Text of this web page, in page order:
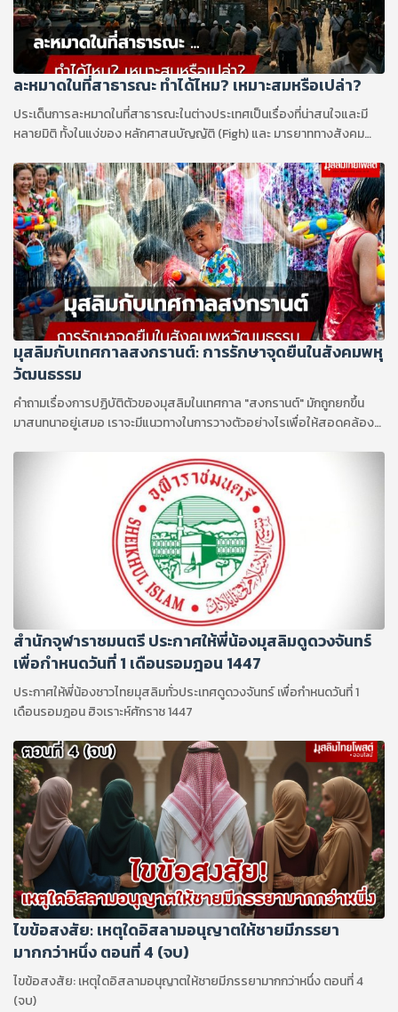
ละหมาดในที่สาธารณะ ทำได้ไหม? เหมาะสมหรือเปล่า?
ประเด็นการละหมาดในที่สาธารณะในต่างประเทศเป็นเรื่องที่น่าสนใจและมี
หลายมิติ ทั้งในแง่ของ หลักศาสนบัญญัติ (Figh) และ มารยาททางสังคม
มุสลิมกับเทศกาลสงกรานต์: การรักษาจุดยืนในสังคมพหุ
วัฒนธรรม
คำถามเรื่องการปฏิบัติตัวของมุสลิมในเทศกาล "สงกรานต์" มักถูกยกขึ้น
มาสนทนาอยู่เสมอ เราจะมีแนวทางในการวางตัวอย่างไรเพื่อให้สอดคล้อง
สำนักจุฬาราชมนตรี ประกาศให้พี่น้องมุสลิมดูดวงจันทร์
เพื่อกำหนดวันที่ 1 เดือนรอมฎอน 1447
ประกาศให้พี่น้องชาวไทยมุสลิมทั่วประเทศดูดวงจันทร์ เพื่อกำหนดวันที่ 1
เดือนรอมฎอน ฮิจเราะห์ศักราช 1447
ไขข้อสงสัย: เหตุใดอิสลามอนุญาตให้ชายมีภรรยา
มากกว่าหนึ่ง ตอนที่ 4 (จบ)
ไขข้อสงสัย: เหตุใดอิสลามอนุญาตให้ชายมีภรรยามากกว่าหนึ่ง ตอนที่ 4
(จบ)